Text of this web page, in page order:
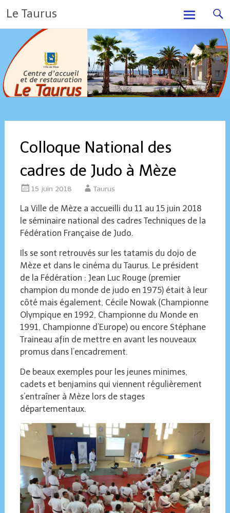
to
content
Le Taurus
Colloque National des
cadres de Judo à Mèze
15 juin 2018 Taurus
La Ville de Mèze a accueilli du 11 au 15 juin 2018
le séminaire national des cadres Techniques de la
Fédération Française de Judo.
Ils se sont retrouvés sur les tatamis du dojo de
Mèze et dans le cinéma du Taurus. Le président
de la Fédération : Jean Luc Rouge (premier
champion du monde de judo en 1975) était à leur
côté mais également, Cécile Nowak (Championne
Olympique en 1992, Championne du Monde en
1991, Championne d’Europe) ou encore Stéphane
Traineau afin de mettre en avant les nouveaux
promus dans l’encadrement.
De beaux exemples pour les jeunes minimes,
cadets et benjamins qui viennent régulièrement
s’entraîner à Mèze lors de stages
départementaux.